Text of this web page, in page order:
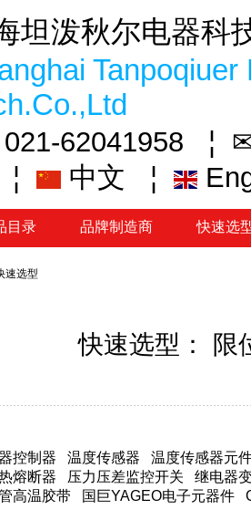
坦泼秋尔电器科
62041958 ¦
¦ 中文 ¦
目录 品牌制造商 快速选
速选型
快速选型： 限
控制器 温度传感器
温度传感器元
熔断器
压力压差监控开关
继电器
高温胶带
国巨YAGEO电子元器件